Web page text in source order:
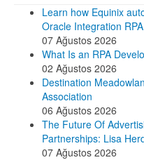
Learn how Equinix
Oracle Integration
07 Ağustos 2026
What Is an RPA
02 Ağustos 2026
Destination
Association
06 Ağustos 2026
The Future Of
Partnerships: Lisa
07 Ağustos 2026